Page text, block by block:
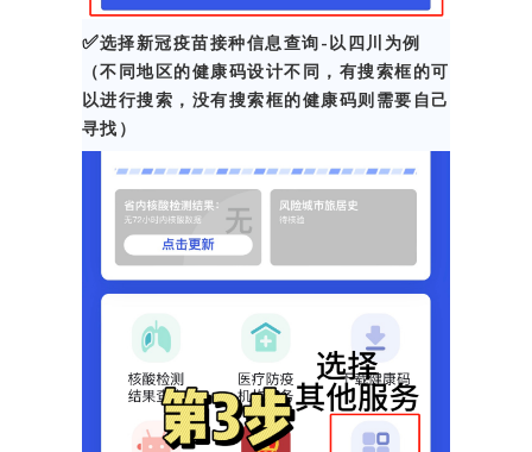
✅选择新冠疫苗接种信息查询-以四川为例
（不同地区的健康码设计不同，有搜索框的可
以进行搜索，没有搜索框的健康码则需要自己
寻找）